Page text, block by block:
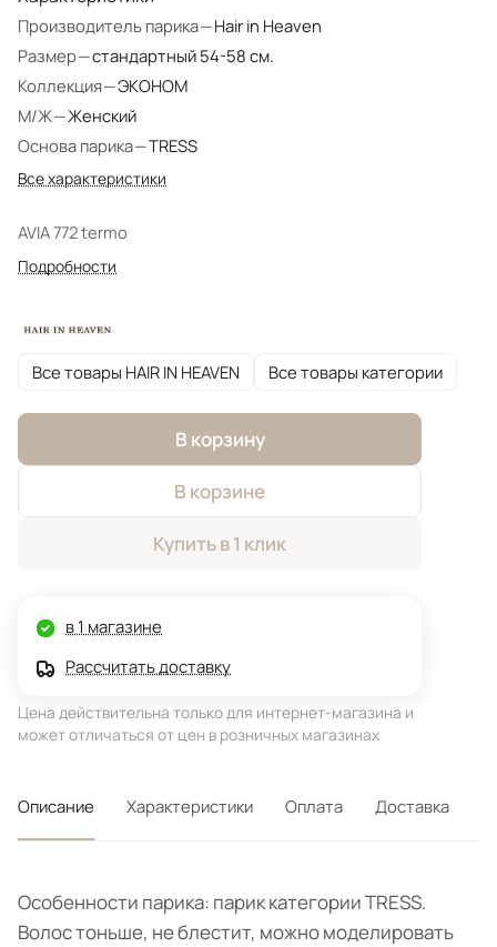
Производитель парика—Hair in Heaven
Размер—стандартный 54-58 см.
Коллекция—ЭКОНОМ
М/Ж—Женский
Основа парика—TRESS
Все характеристики
AVIA 772 termo
Подробности
Все товары HAIR IN HEAVEN Все товары категории
В корзину
В корзине
Купить в 1 клик
в 1 магазине
Рассчитать доставку
Цена действительна только для интернет-магазина и
может отличаться от цен в розничных магазинах
Описание Характеристики Оплата Доставка
Особенности парика: парик категории TRESS.
Волос тоньше, не блестит, можно моделировать